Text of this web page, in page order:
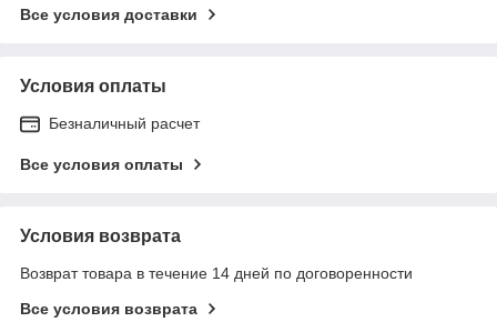
Все условия доставки
Условия оплаты
Безналичный расчет
Все условия оплаты
Условия возврата
Возврат товара в течение 14 дней по договоренности
Все условия возврата